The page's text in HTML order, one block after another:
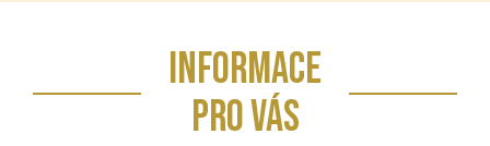
INFORMACE
PRO VÁS